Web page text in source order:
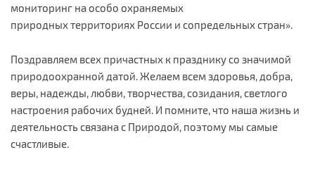
мониторинг на особо охраняемых
природных территориях России и сопредельных стран».
Поздравляем всех причастных к празднику со значимой
природоохранной датой. Желаем всем здоровья, добра,
веры, надежды, любви, творчества, созидания, светлого
настроения рабочих будней. И помните, что наша жизнь и
деятельность связана с Природой, поэтому мы самые
счастливые.